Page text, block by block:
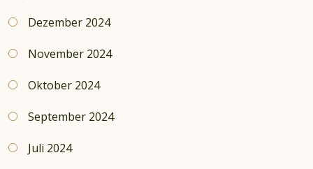
Dezember 2024
November 2024
Oktober 2024
September 2024
Juli 2024